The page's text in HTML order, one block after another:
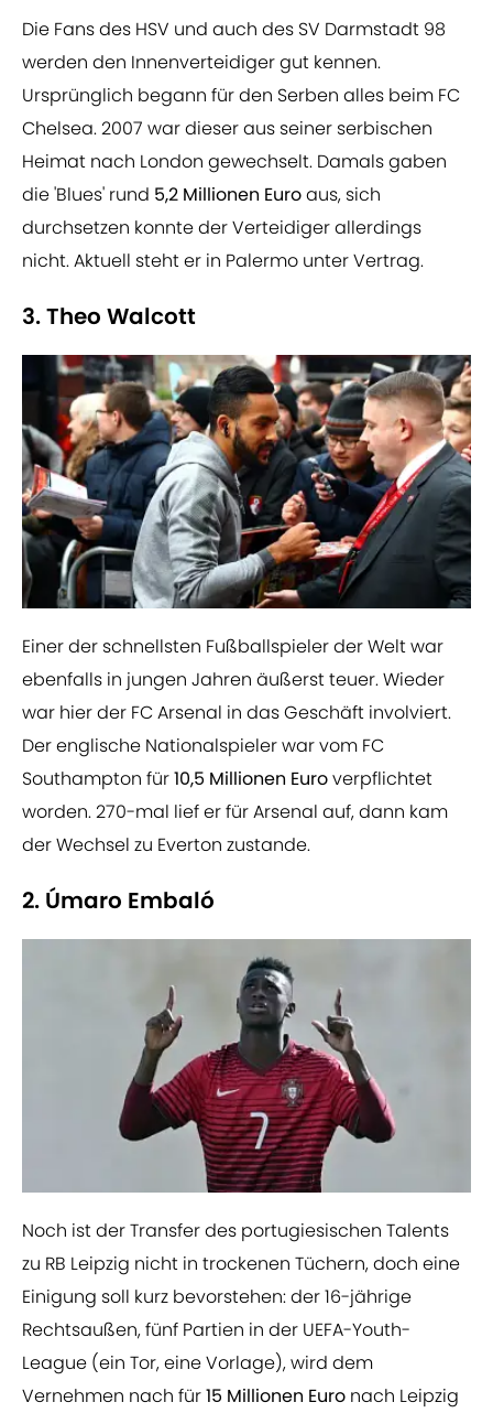
Die Fans des HSV und auch des SV Darmstadt 98
werden den Innenverteidiger gut kennen.
Ursprünglich begann für den Serben alles beim FC
Chelsea. 2007 war dieser aus seiner serbischen
Heimat nach London gewechselt. Damals gaben
die 'Blues' rund 5,2 Millionen Euroaus, sich
durchsetzen konnte der Verteidiger allerdings
nicht. Aktuell steht er in Palermo unter Vertrag.
3. Theo Walcott
Einer der schnellsten Fußballspieler der Welt war
ebenfalls in jungen Jahren äußerst teuer. Wieder
war hier der FC Arsenal in das Geschäft involviert.
Der englische Nationalspieler war vom FC
Southampton für10,5 Millionen Euroverpflichtet
worden. 270-mal lief er für Arsenal auf, dann kam
der Wechsel zu Everton zustande.
2. Úmaro Embaló
Noch ist der Transfer des portugiesischen Talents
zu RB Leipzig nicht in trockenen Tüchern, doch eine
Einigung soll kurz bevorstehen: der 16-jährige
Rechtsaußen, fünf Partien in der UEFA-Youth-
League (ein Tor, eine Vorlage), wird dem
Vernehmen nach für15 Millionen Euro nach Leipzig